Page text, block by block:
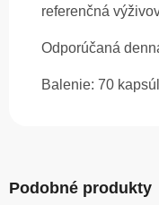
referenčná
Odporúčaná
Balenie: 70 kapsúl
Podobné produkty